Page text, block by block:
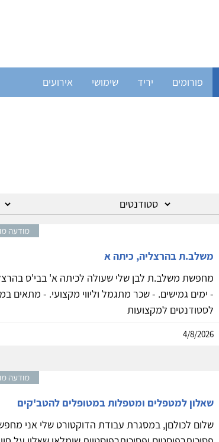
פורומים יריד שימושי אירועים
מודעה
משלב.ת בהרצליה, כיתה א
מחפשת משלב.ת לבן שלי שעולה לכיתה א' בבי'ס
- ימים גמישים. - שכר מתגמל וליווי מקצועי. - מתאים
לסטודנטים למקצועות
4/8/2026
מודעה
שאלון למטפלים ומטפלות במטופלים להטב'קים
שלום לכולםן, במסגרת עבודת הדוקטורט שלי אני